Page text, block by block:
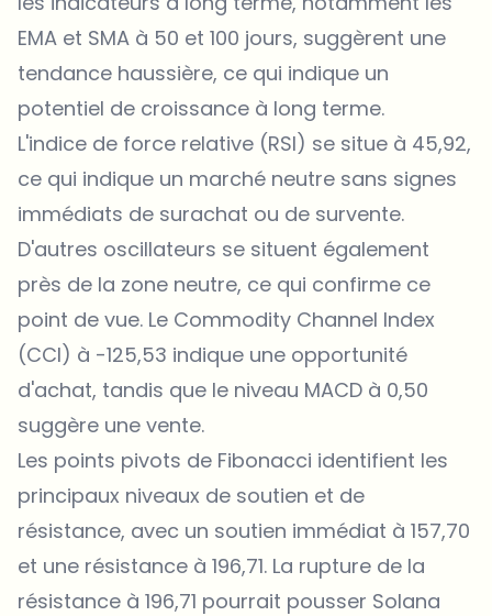
EMA et SMA à 50 et 100 jours, suggèrent une
tendance haussière, ce qui indique un
potentiel de croissance à long terme.
L'indice de force relative (RSI) se situe à 45,92,
ce qui indique un marché neutre sans signes
immédiats de surachat ou de survente.
D'autres oscillateurs se situent également
près de la zone neutre, ce qui confirme ce
point de vue. Le Commodity Channel Index
(CCI) à -125,53 indique une opportunité
d'achat, tandis que le niveau MACD à 0,50
suggère une vente.
Les points pivots de Fibonacci identifient les
principaux niveaux de soutien et de
résistance, avec un soutien immédiat à 157,70
et une résistance à 196,71. La rupture de la
résistance à 196,71 pourrait pousser Solana